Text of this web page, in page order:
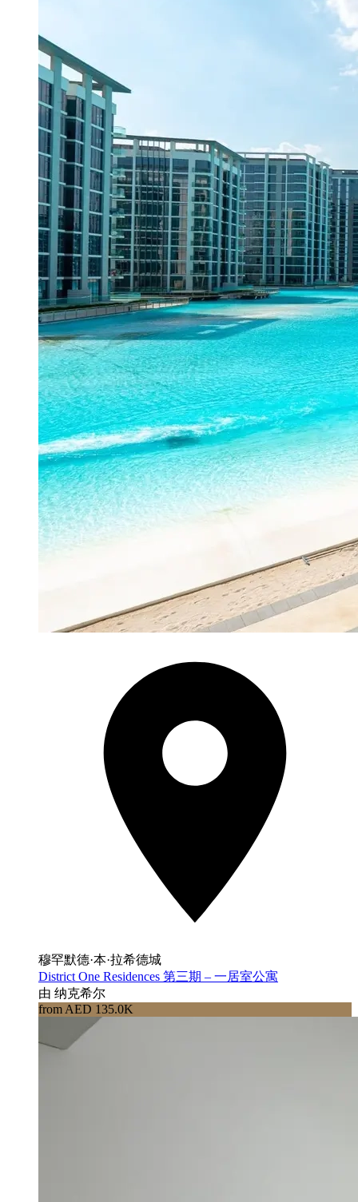
穆罕默德·本·拉希德城
District One Residences 第三期 – 一居室公寓
由 纳克希尔
from AED 135.0K